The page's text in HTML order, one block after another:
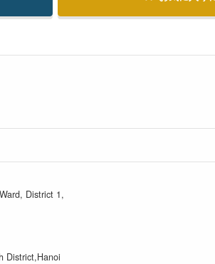
District 1,
District,Hanoi